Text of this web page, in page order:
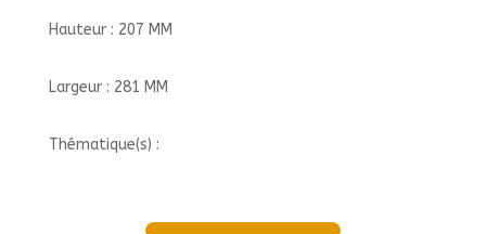
Hauteur : 207 MM
Largeur : 281 MM
Thématique(s) :